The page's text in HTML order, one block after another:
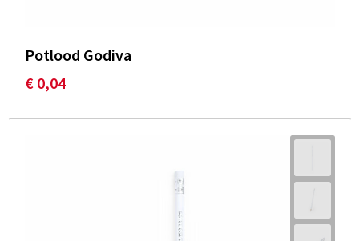
Potlood Godiva
€ 0,04